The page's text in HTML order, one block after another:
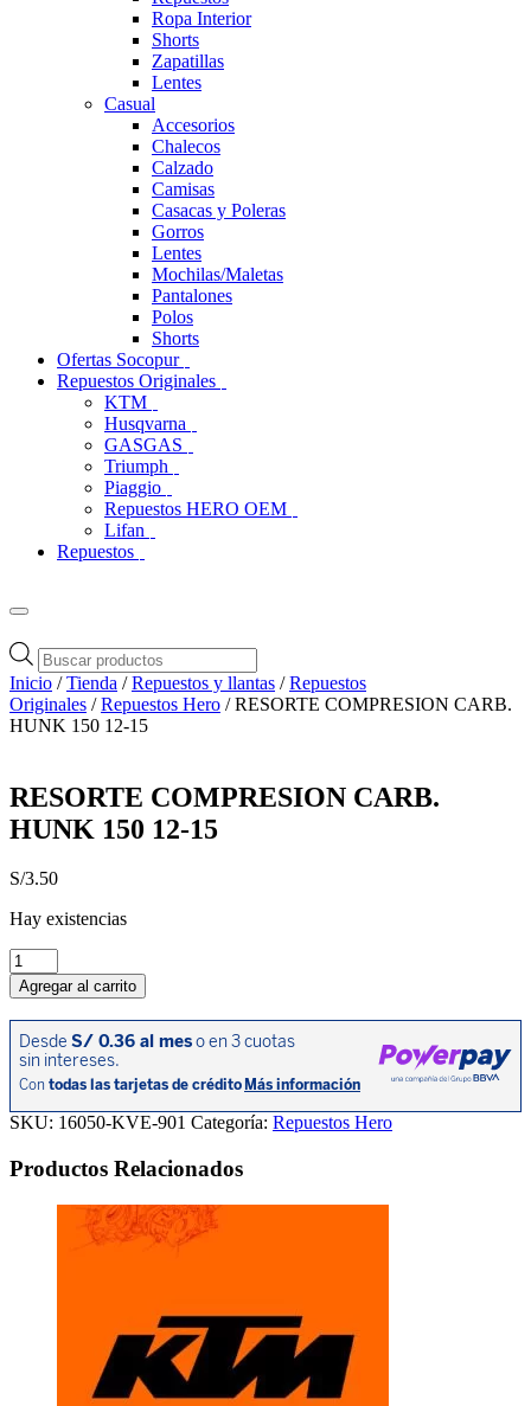
Ropa Interior
Shorts
Zapatillas
Lentes
Casual
Accesorios
Chalecos
Calzado
Camisas
Casacas y Poleras
Gorros
Lentes
Mochilas/Maletas
Pantalones
Polos
Shorts
Ofertas Socopur
Repuestos Originales
KTM
Husqvarna
GASGAS
Triumph
Piaggio
Repuestos HERO OEM
Lifan
Repuestos
Búsqueda
de
productos
Inicio /Tienda /Repuestos y llantas /Repuestos
Originales /Repuestos Hero / RESORTE COMPRESION CARB.
HUNK 150 12-15
RESORTE COMPRESION CARB.
HUNK 150 12-15
S/3.50
Hay existencias
RESORTE
COMPRESION
CARB.
HUNK
150
12-
15
cantidad
Agregar al carrito
SKU: 16050-KVE-901 Categoría: Repuestos Hero
Productos Relacionados